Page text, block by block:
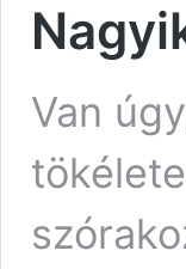
Van